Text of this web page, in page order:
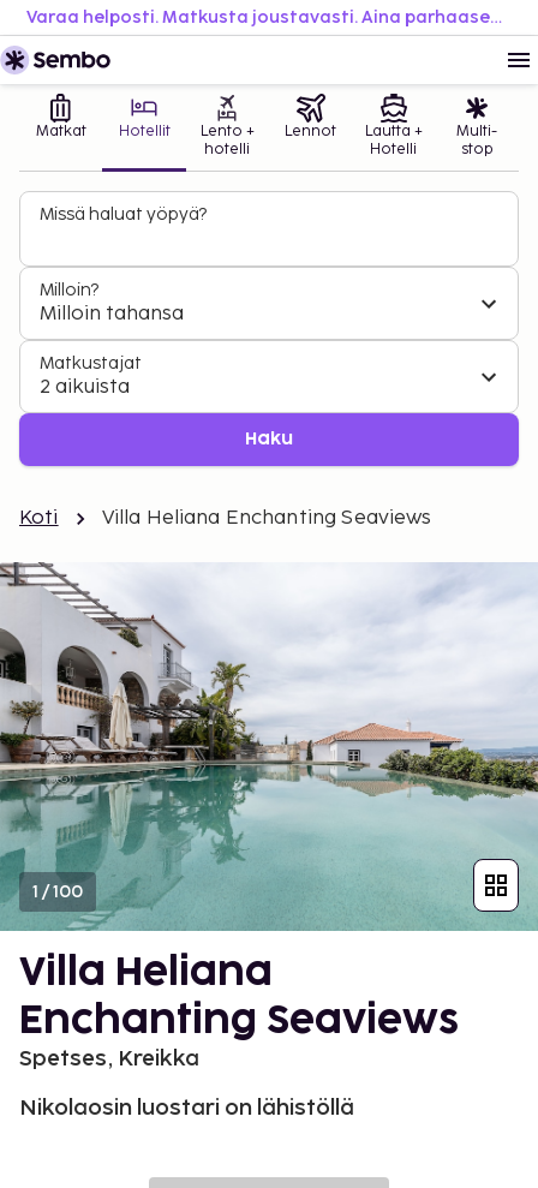
Varaa helposti. Matkusta joustavasti. Aina parhaaseen hintaan.
Matkat Hotellit
Lento +
hotelli
Lennot
Lautta +
Hotelli
Multi-
stop
Missä haluat yöpyä?
Milloin?
Milloin tahansa
Matkustajat
2 aikuista
Haku
Koti Villa Heliana Enchanting Seaviews
1 /100
Villa Heliana
Enchanting Seaviews
Spetses, Kreikka
Nikolaosin luostari on lähistöllä